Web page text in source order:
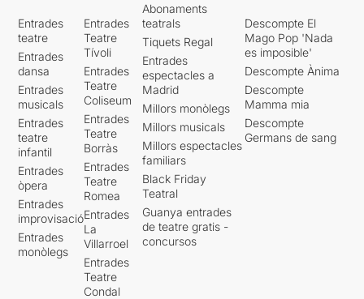
Entrades
teatre
Entrades
dansa
Entrades
musicals
Entrades
teatre
infantil
Entrades
òpera
Entrades
improvisació
Entrades
monòlegs
Entrades
Teatre
Tívoli
Entrades
Teatre
Coliseum
Entrades
Teatre
Borràs
Entrades
Teatre
Romea
Entrades
La
Villarroel
Entrades
Teatre
Condal
Abonaments
teatrals
Tiquets Regal
Entrades
espectacles a
Madrid
Millors monòlegs
Millors musicals
Millors espectacles
familiars
Black Friday
Teatral
Guanya entrades
de teatre gratis -
concursos
Descompte El
Mago Pop 'Nada
es imposible'
Descompte Ànima
Descompte
Mamma mia
Descompte
Germans de sang